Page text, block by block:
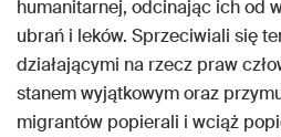
humanitarnej, odcinając ich od
ubrań i leków. Sprzeciwiali się
działającymi na rzecz praw
stanem wyjątkowym oraz
migrantów popierali i wciąż